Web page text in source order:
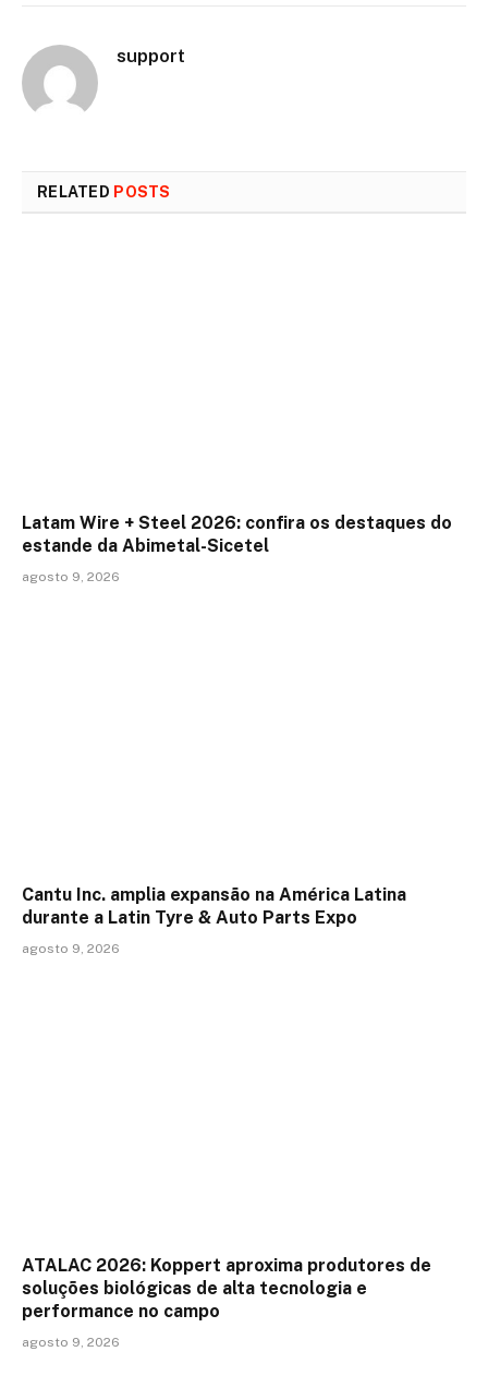
support
RELATED POSTS
Latam Wire + Steel 2026: confira os destaques do
estande da Abimetal-Sicetel
agosto 9, 2026
Cantu Inc. amplia expansão na América Latina
durante a Latin Tyre & Auto Parts Expo
agosto 9, 2026
ATALAC 2026: Koppert aproxima produtores de
soluções biológicas de alta tecnologia e
performance no campo
agosto 9, 2026